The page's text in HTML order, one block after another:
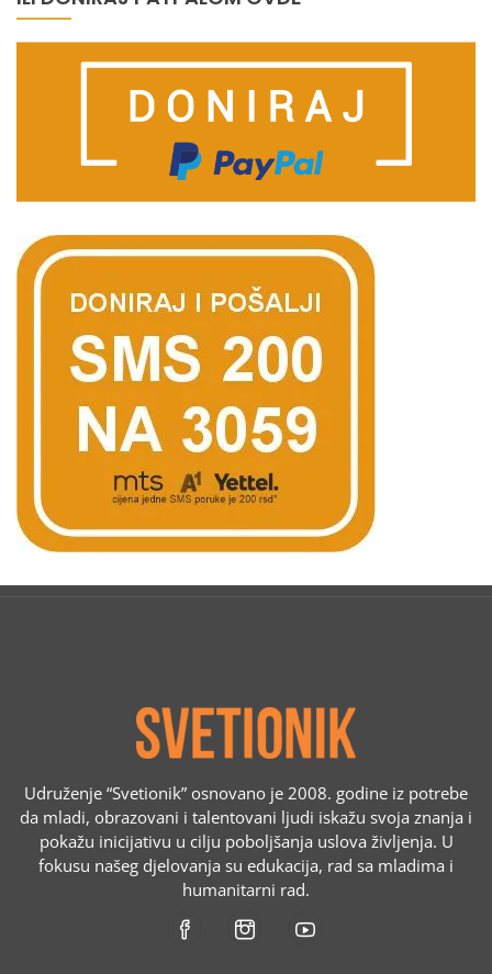
Udruženje “Svetionik” osnovano je 2008. godine iz potrebe
da mladi, obrazovani i talentovani ljudi iskažu svoja znanja i
pokažu inicijativu u cilju poboljšanja uslova življenja. U
fokusu našeg djelovanja su edukacija, rad sa mladima i
humanitarni rad.